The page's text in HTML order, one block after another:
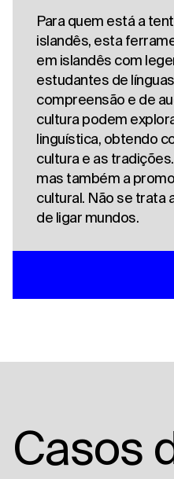
Para quem está a
islandês, esta
em islandês com
estudantes de
compreensão e de
cultura podem
linguística, obtendo
cultura e as
mas também a
cultural. Não se trata
de ligar mundos.
Casos